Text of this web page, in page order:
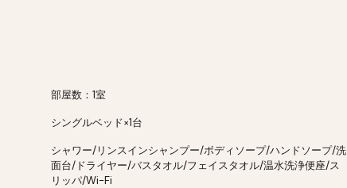
部屋数：1室
シングルベッド×1台
シャワー/リンスインシャンプー/ボディソープ/ハンドソープ/洗
面台/ドライヤー/バスタオル/フェイスタオル/温水洗浄便座/ス
リッパ/Wi-Fi